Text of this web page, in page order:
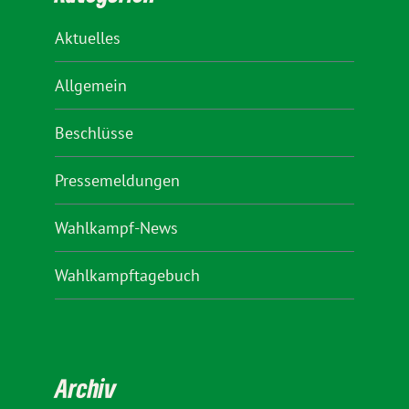
Aktuelles
Allgemein
Beschlüsse
Pressemeldungen
Wahlkampf-News
Wahlkampftagebuch
Archiv